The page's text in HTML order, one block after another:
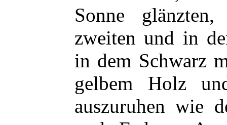
Sonne
zweiten und in
in dem Schwarz
gelbem Holz
auszuruhen wie